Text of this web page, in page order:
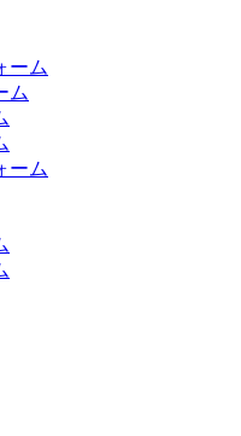
ーム
ム
ーム